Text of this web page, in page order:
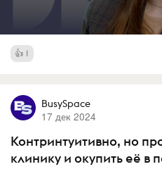
1
BusySpace
17 дек 2024
Контринтуитивно, но
клинику и окупить её в